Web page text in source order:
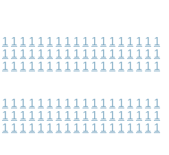
1 1 1 1 1 1 1 1 1 1 1 1 1 1 1 1 1 1
1 1 1 1 1 1 1 1 1 1 1 1 1 1 1 1 1 1
1 1 1 1 1 1 1 1 1 1 1 1 1 1 1 1 1 1
1 1 1 1 1 1 1 1 1 1 1 1 1 1 1 1 1 1
1 1 1 1 1 1 1 1 1 1 1 1 1 1 1 1 1 1
1 1 1 1 1 1 1 1 1 1 1 1 1 1 1 1 1 1